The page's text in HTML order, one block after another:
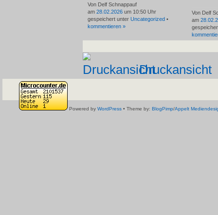
Von Delf Schnappauf
am 28.02.2026 um 10:50 Uhr
gespeichert unter Uncategorized •
kommentieren »
Von Delf
am
Druckansicht
Powered by WordPress • Theme by: BlogPimp/Appelt